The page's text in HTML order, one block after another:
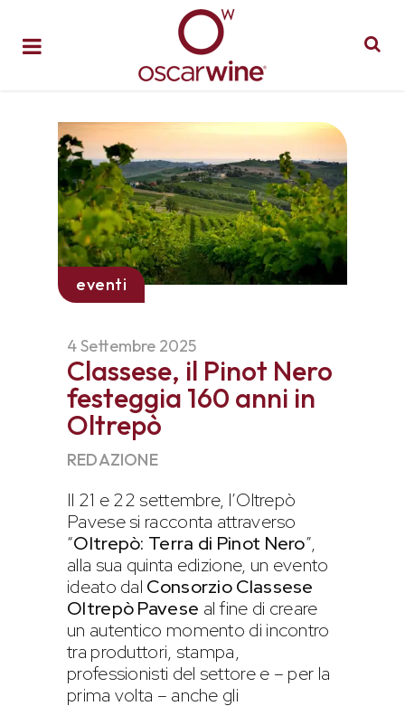
eventi
4 Settembre 2025
Classese, il Pinot Nero
festeggia 160 anni in
Oltrepò
REDAZIONE
Il 21 e 22 settembre, l’Oltrepò
Pavese si racconta attraverso
“Oltrepò: Terra di Pinot Nero”,
alla sua quinta edizione, un evento
ideato dal Consorzio Classese
Oltrepò Pavese al fine di creare
un autentico momento di incontro
tra produttori, stampa,
professionisti del settore e – per la
prima volta – anche gli